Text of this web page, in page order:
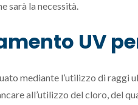
sarà la necessità.
UV
mediante l’utilizzo di raggi
all’utilizzo del cloro, del